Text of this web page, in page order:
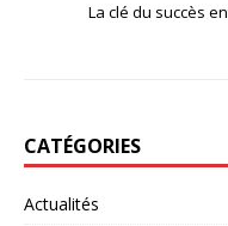
La clé du succès
CATÉGORIES
Actualités